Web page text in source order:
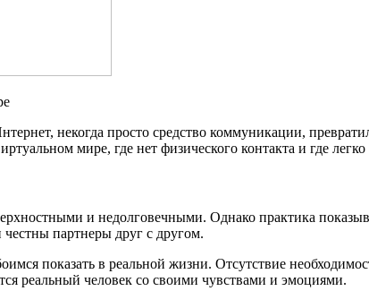
некогда просто средство коммуникации,
мире, где нет физического контакта и где легко
и недолговечными. Однако практика
честны партнеры друг с другом.
показать в реальной жизни. Отсутствие
реальный человек со своими чувствами и эмоциями.